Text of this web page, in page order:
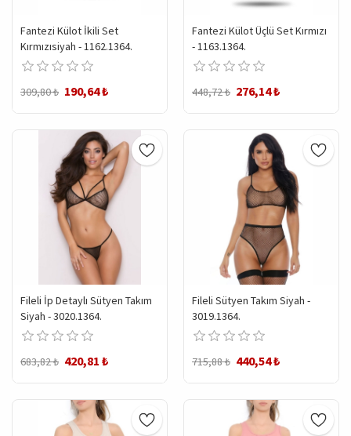
Fantezi Külot İkili Set
Kırmızısiyah - 1162.1364.
309,80 ₺ 190,64 ₺
Fantezi Külot Üçlü Set Kırmızı
- 1163.1364.
448,72 ₺ 276,14 ₺
Fileli İp Detaylı Sütyen Takım
Siyah - 3020.1364.
683,82 ₺ 420,81 ₺
Fileli Sütyen Takım Siyah -
3019.1364.
715,88 ₺ 440,54 ₺